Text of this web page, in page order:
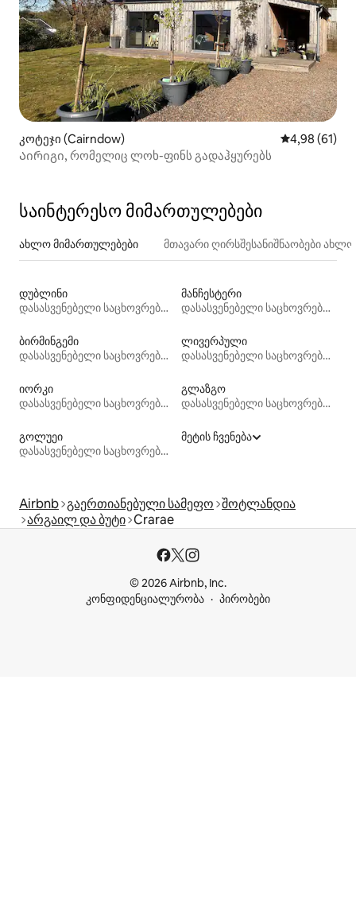
კოტეჯი (Cairndow) საშუალო
4,98 (61)
Აირიგი, რომელიც ლოხ-ფინს გადაჰყურებს
საინტერესო მიმართულებები
ახლო მიმართულებები მთავარი ღირსშესანიშნაობები
დუბლინი
დასასვენებელი საცხოვრებლები
მანჩესტერი
დასასვენებელი საცხოვრებლები
ბირმინგემი
დასასვენებელი საცხოვრებლები
ლივერპული
დასასვენებელი საცხოვრებლები
იორკი
დასასვენებელი საცხოვრებლები
გლაზგო
დასასვენებელი საცხოვრებლები
გოლუეი
დასასვენებელი საცხოვრებლები
მეტის ჩვენება
Airbnb გაერთიანებული სამეფო შოტლანდია
არგაილ და ბუტი Crarae
© 2026 Airbnb, Inc.
კონფიდენციალურობა
პირობები